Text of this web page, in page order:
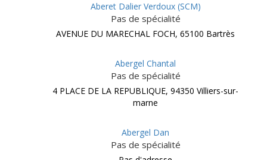
Aberet Dalier Verdoux (SCM)
Pas de spécialité
AVENUE DU MARECHAL FOCH, 65100 Bartrès
Abergel Chantal
Pas de spécialité
4 PLACE DE LA REPUBLIQUE, 94350 Villiers-sur-
marne
Abergel Dan
Pas de spécialité